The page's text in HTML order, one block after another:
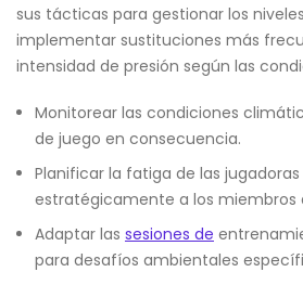
sus tácticas para gestionar los
implementar sustituciones más
intensidad de presión según las
Monitorear las condiciones
de juego en consecuencia.
Planificar la fatiga de las
estratégicamente a los miembros
Adaptar las sesiones de
para desafíos ambientales